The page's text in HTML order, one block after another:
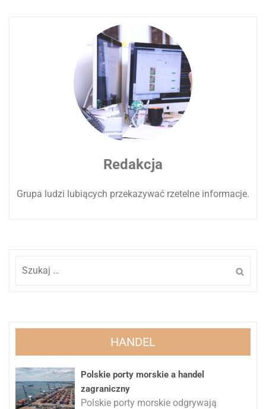
Redakcja
Grupa ludzi lubiących przekazywać rzetelne informacje.
HANDEL
Polskie porty morskie a handel
zagraniczny
Polskie porty morskie odgrywają